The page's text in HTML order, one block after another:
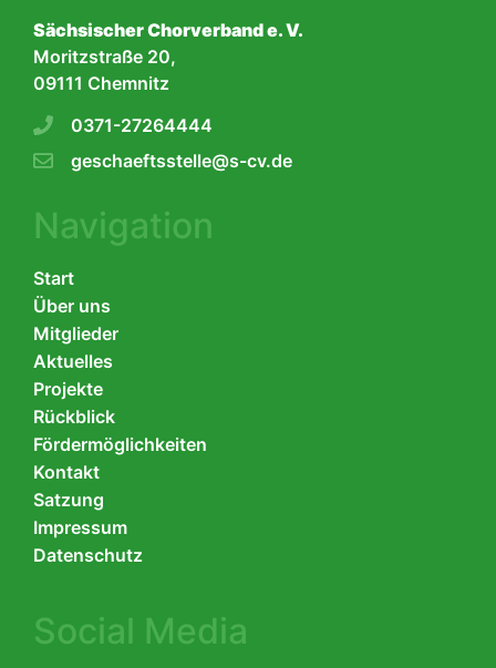
Sächsischer Chorverband e. V.
Moritzstraße 20,
09111 Chemnitz
0371-27264444
geschaeftsstelle@s-cv.de
Navigation
Start
Über uns
Mitglieder
Aktuelles
Projekte
Rückblick
Fördermöglichkeiten
Kontakt
Satzung
Impressum
Datenschutz
Social Media